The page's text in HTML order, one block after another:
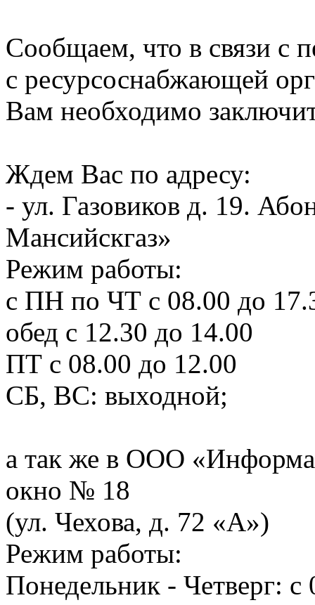
Сообщаем, что в связи с
с ресурсоснабжающей
Вам необходимо
Ждем Вас по адресу:
- ул. Газовиков д. 19.
Мансийскгаз»
Режим работы:
с ПН по ЧТ с 08.00 до
обед с 12.30 до 14.00
ПТ с 08.00 до 12.00
СБ, ВС: выходной;
а так же в ООО
окно № 18
(ул. Чехова, д. 72 «А»)
Режим работы:
Понедельник - Четверг: